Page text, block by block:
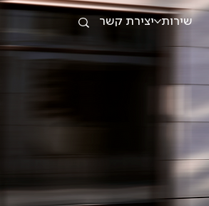
שירות יצירת קשר